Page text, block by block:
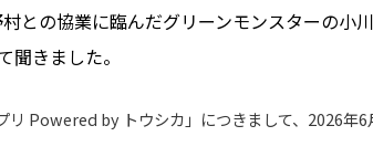
との協業に臨んだグリーンモンスターの小
きました。
リ Powered by トウシカ」につきまして、2026年